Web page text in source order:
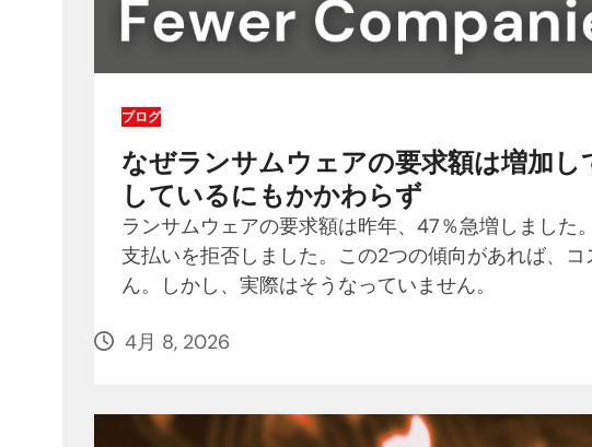
ブログ
なぜランサムウェアの要求額は増加
しているにもかかわらず
ランサムウェアの要求額は昨年、47％急増しました
支払いを拒否しました。この2つの傾向があれば、
ん。しかし、実際はそうなっていません。
4月 8, 2026